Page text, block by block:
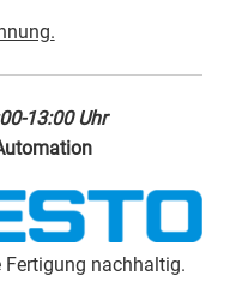
13:00 Uhr
Fertigung nachhaltig.